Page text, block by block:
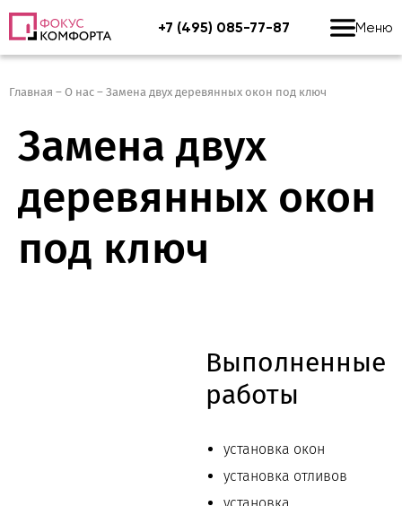
+7 (495) 085-77-87 Меню
Главная – О нас – Замена двух деревянных окон под ключ
Замена двух
деревянных окон
под ключ
Выполненные
работы
установка окон
установка отливов